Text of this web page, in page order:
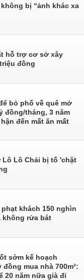
bị “ảnh khác xa
hỗ trợ cơ sở xây
đồng
bỏ phố về quê mở
đồng/tháng, 3 năm
đến mất ăn mất
Lô Chải bị tố 'chặt
khách 150 nghìn
không rửa bát
sớm kế hoạch
mua nhà 700m²:
20 năm nữa già đi